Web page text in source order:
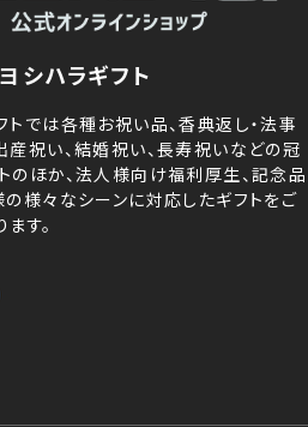
シハラギフト
トでは各種お祝い品、香典返し・法事
産祝い、結婚祝い、長寿祝いなどの冠
のほか、法人様向け福利厚生、記念品
の様々なシーンに対応したギフトをご
す。